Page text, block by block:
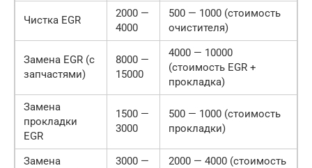
Чистка EGR
2000 —
4000
500 — 1000 (стоимость
очистителя)
Замена EGR (с
запчастями)
8000 —
15000
4000 — 10000
(стоимость EGR +
прокладка)
Замена
прокладки
EGR
1500 —
3000
500 — 1000 (стоимость
прокладки)
Замена
3000 —
2000 — 4000 (стоимость